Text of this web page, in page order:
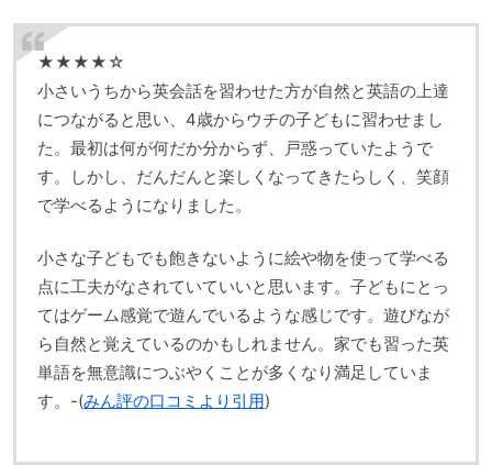
★★★★☆
小さいうちから英会話を習わせた方が自然と英語の上達
につながると思い、4歳からウチの子どもに習わせまし
た。最初は何が何だか分からず、戸惑っていたようで
す。しかし、だんだんと楽しくなってきたらしく、笑顔
で学べるようになりました。
小さな子どもでも飽きないように絵や物を使って学べる
点に工夫がなされていていいと思います。子どもにとっ
てはゲーム感覚で遊んでいるような感じです。遊びなが
ら自然と覚えているのかもしれません。家でも習った英
単語を無意識につぶやくことが多くなり満足していま
す。-(みん評の口コミより引用)